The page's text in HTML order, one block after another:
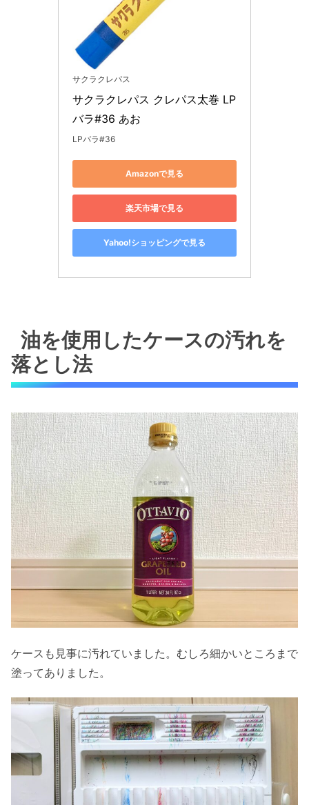
サクラクレパス
サクラクレパス クレパス太巻 LP
バラ#36 あお
LPバラ#36
Amazonで見る
楽天市場で見る
Yahoo!ショッピングで見る
油を使用したケースの汚れを
落とし法
ケースも見事に汚れていました。むしろ細かいところまで
塗ってありました。